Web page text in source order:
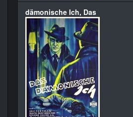
dämonische Ich, Das